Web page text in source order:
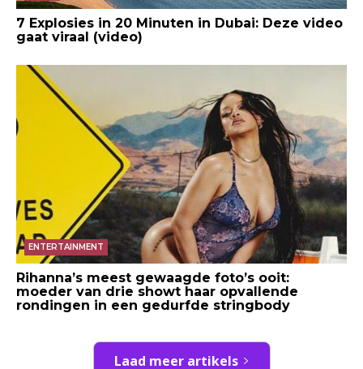
7 Explosies in 20 Minuten in Dubai: Deze video
gaat viraal (video)
ENTERTAINMENT
Rihanna’s meest gewaagde foto’s ooit:
moeder van drie showt haar opvallende
rondingen in een gedurfde stringbody
Laad meer artikels